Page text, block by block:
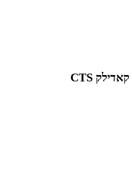
קאדילק CTS